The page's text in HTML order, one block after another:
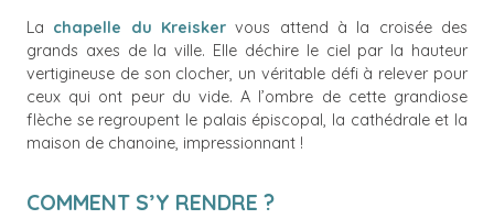
La chapelle du Kreisker vous attend à la croisée des
grands axes de la ville. Elle déchire le ciel par la hauteur
vertigineuse de son clocher, un véritable défi à relever pour
ceux qui ont peur du vide. A l’ombre de cette grandiose
flèche se regroupent le palais épiscopal, la cathédrale et la
maison de chanoine, impressionnant !
COMMENT S’Y RENDRE ?